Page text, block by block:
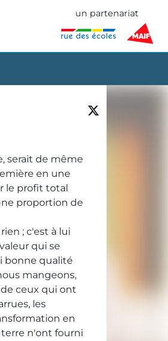
un partenariat
serait de même
en une
le profit total
proportion de
; c'est à lui
qui se
bonne qualité
mangeons,
ceux qui ont
les
en
terre n'ont fourni